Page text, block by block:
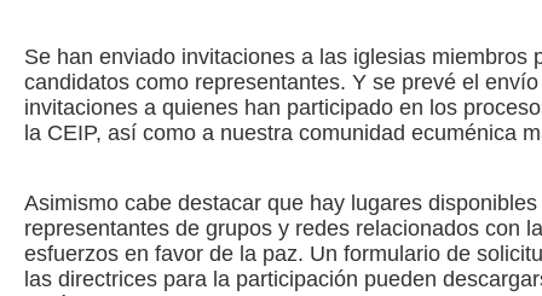
Se han enviado invitaciones a las iglesias miembros
candidatos como representantes. Y se prevé el
invitaciones a quienes han participado en los
la CEIP, así como a nuestra comunidad ecuménica
Asimismo cabe destacar que hay lugares
representantes de grupos y redes relacionados con
esfuerzos en favor de la paz. Un formulario de
las directrices para la participación pueden